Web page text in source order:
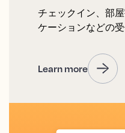
チェックイン、部
ケーションなどの
Learn more